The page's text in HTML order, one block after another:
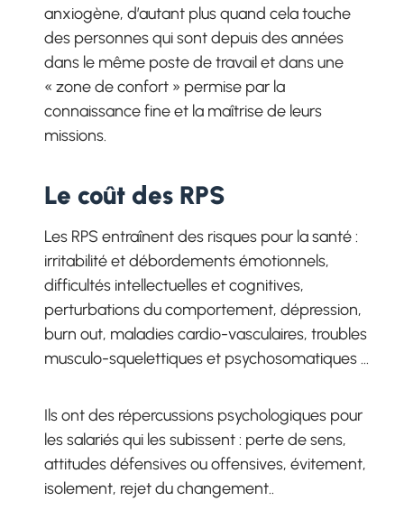
anxiogène, d’autant plus quand cela touche
des personnes qui sont depuis des années
dans le même poste de travail et dans une
« zone de confort » permise par la
connaissance fine et la maîtrise de leurs
missions.
Le coût des RPS
Les RPS entraînent des risques pour la santé :
irritabilité et débordements émotionnels,
difficultés intellectuelles et cognitives,
perturbations du comportement, dépression,
burn out, maladies cardio-vasculaires, troubles
musculo-squelettiques et psychosomatiques …
Ils ont des répercussions psychologiques pour
les salariés qui les subissent : perte de sens,
attitudes défensives ou offensives, évitement,
isolement, rejet du changement..